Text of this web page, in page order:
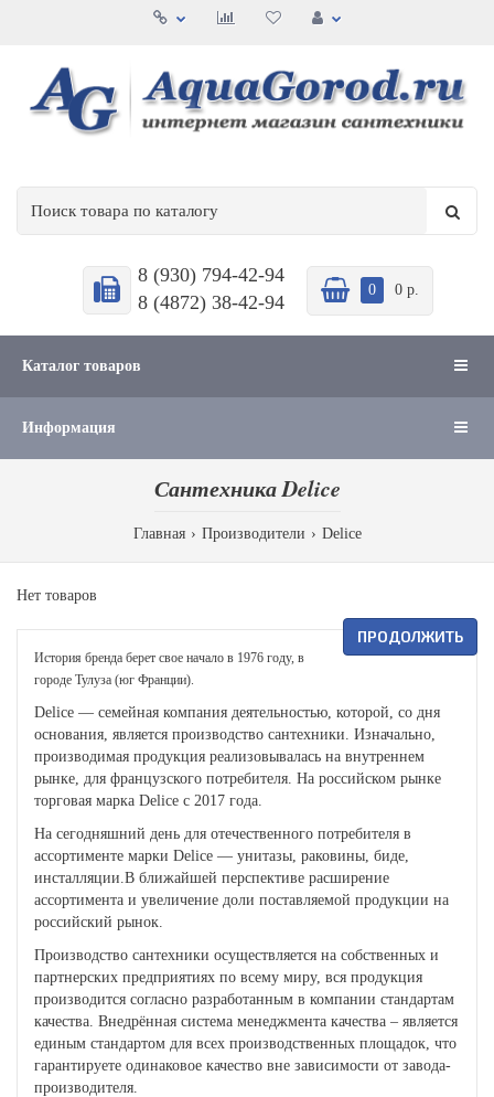
8 (930) 794-42-94
8 (4872) 38-42-94
0 0 р.
Каталог товаров
Информация
Сантехника Delice
Главная Производители Delice
Нет товаров
ПРОДОЛЖИТЬ
История бренда берет свое начало в 1976 году, в
городе Тулуза (юг Франции).
Delice — семейная компания деятельностью, которой, со дня
основания, является производство сантехники. Изначально,
производимая продукция реализовывалась на внутреннем
рынке, для французского потребителя. На российском рынке
торговая марка Delice с 2017 года.
На сегодняшний день для отечественного потребителя в
ассортименте марки Delice — унитазы, раковины, биде,
инсталляции.В ближайшей перспективе расширение
ассортимента и увеличение доли поставляемой продукции на
российский рынок.
Производство сантехники осуществляется на собственных и
партнерских предприятиях по всему миру, вся продукция
производится согласно разработанным в компании стандартам
качества. Внедрённая система менеджмента качества – является
единым стандартом для всех производственных площадок, что
гарантируете одинаковое качество вне зависимости от завода-
производителя.